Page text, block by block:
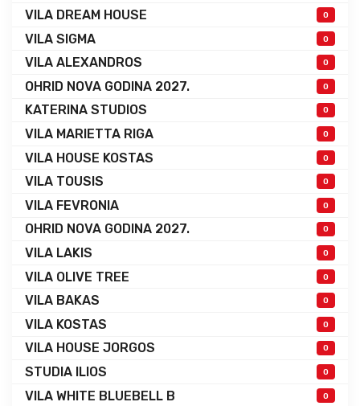
VILA DREAM HOUSE 0
VILA SIGMA 0
VILA ALEXANDROS 0
OHRID NOVA GODINA 2027. 0
KATERINA STUDIOS 0
VILA MARIETTA RIGA 0
VILA HOUSE KOSTAS 0
VILA TOUSIS 0
VILA FEVRONIA 0
OHRID NOVA GODINA 2027. 0
VILA LAKIS 0
VILA OLIVE TREE 0
VILA BAKAS 0
VILA KOSTAS 0
VILA HOUSE JORGOS 0
STUDIA ILIOS 0
VILA WHITE BLUEBELL B 0